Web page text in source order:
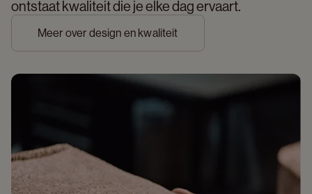
ontstaat kwaliteit die je elke dag ervaart.
Meer over design en kwaliteit